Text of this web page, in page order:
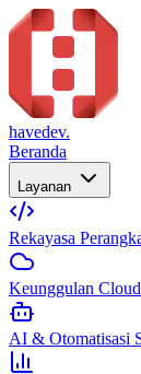
havedev.
Beranda
Layanan
Rekayasa
Keunggulan
AI & Otomatisasi